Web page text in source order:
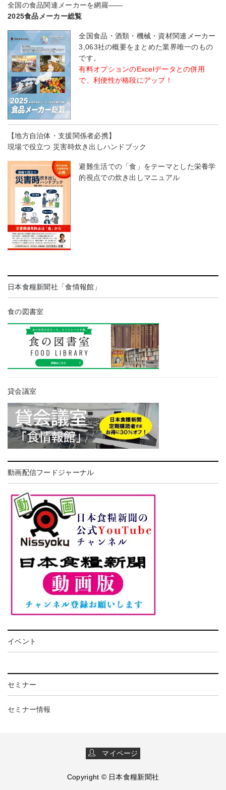
全国の食品関連メーカーを網羅――
2025食品メーカー総覧
全国食品・酒類・機械・資材関連メーカー
3,063社の概要をまとめた業界唯一のもの
です。
有料オプションのExcelデータとの併用
で、利便性が格段にアップ！
【地方自治体・支援関係者必携】
現場で役立つ 災害時炊き出しハンドブック
避難生活での「食」をテーマとした栄養学
的視点での炊き出しマニュアル
日本食糧新聞社「食情報館」
食の図書室
貸会議室
動画配信フードジャーナル
イベント
セミナー
セミナー情報
マイページ
Copyright © 日本食糧新聞社